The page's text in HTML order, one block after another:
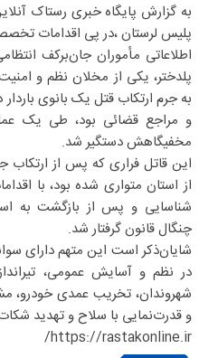
به گزارش پایگاه خبری رستاک
پلیس لرستان ،در پی اقدامات
اطلاعاتی مأموران جان‌برکف
پلدختر، یکی از مخلان نظم و
و مراجع قضائی بود، طی یک
مخفیگاهش دستگیر شد.
این قاتل فراری که پس از ارتکاب
از استان متواری شده بود، با
شناسایی و پس از بازگشت به
چنگال قانون گرفتار شد.
شایان‌ذکر است این متهم دارای
در نظم و آسایش عمومی،
شهروندان، تخریب عمدی خودرو،
و قدرت‌نمایی با سلاح و تهدید
https://rastakonline.ir/